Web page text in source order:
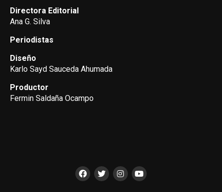
Directora Editorial
Ana G. Silva
Periodistas
Diseño
Karlo Sayd Sauceda Ahumada
Productor
Fermin Saldaña Ocampo